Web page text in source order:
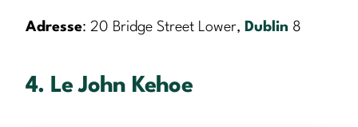
Adresse: 20 Bridge Street Lower, Dublin 8
4. Le John Kehoe